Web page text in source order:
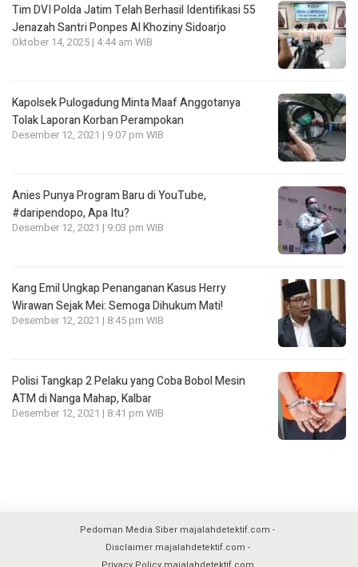
Tim DVI Polda Jatim Telah Berhasil Identifikasi 55
Jenazah Santri Ponpes Al Khoziny Sidoarjo
Oktober 14, 2025 | 4:44 am WIB
Kapolsek Pulogadung Minta Maaf Anggotanya
Tolak Laporan Korban Perampokan
Desember 12, 2021 | 9:07 pm WIB
Anies Punya Program Baru di YouTube,
#daripendopo, Apa Itu?
Desember 12, 2021 | 9:03 pm WIB
Kang Emil Ungkap Penanganan Kasus Herry
Wirawan Sejak Mei: Semoga Dihukum Mati!
Desember 12, 2021 | 8:45 pm WIB
Polisi Tangkap 2 Pelaku yang Coba Bobol Mesin
ATM di Nanga Mahap, Kalbar
Desember 12, 2021 | 8:41 pm WIB
Pedoman Media Siber majalahdetektif.com
Disclaimer majalahdetektif.com